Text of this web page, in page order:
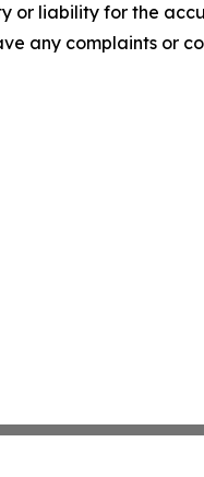
or liability for the
any complaints or